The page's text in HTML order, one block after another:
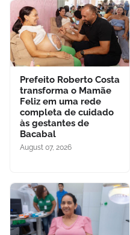
Prefeito Roberto Costa
transforma o Mamãe
Feliz em uma rede
completa de cuidado
às gestantes de
Bacabal
August 07, 2026